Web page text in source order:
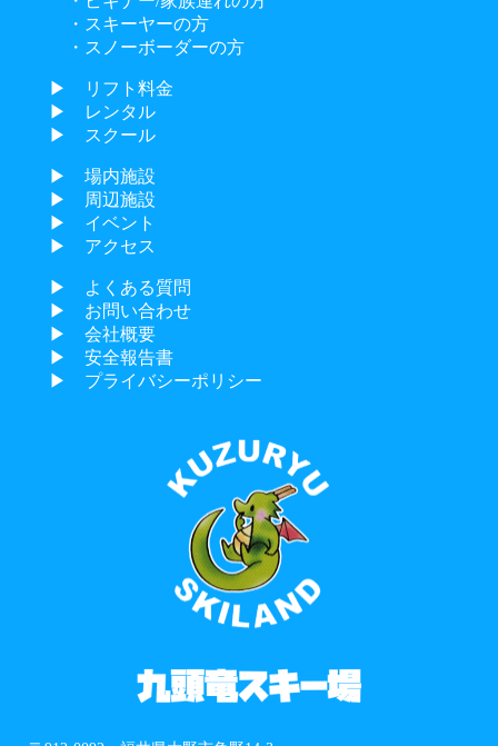
・スキーヤーの方
・スノーボーダーの方
▶︎ リフト料金
▶︎ レンタル
▶︎ スクール
▶︎ 場内施設
▶︎ 周辺施設
▶︎ イベント
▶︎ アクセス
▶︎ よくある質問
▶︎ お問い合わせ
▶︎ 会社概要
▶︎ 安全報告書
▶︎ プライバシーポリシー